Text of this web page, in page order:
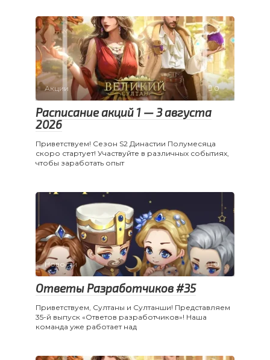
Акции 0
Расписание акций 1 — 3 августа
2026
Приветствуем! Сезон S2 Династии Полумесяца
скоро стартует! Участвуйте в различных событиях,
чтобы заработать опыт
Новости 0
Ответы Разработчиков #35
Приветствуем, Султаны и Султанши! Представляем
35-й выпуск «Ответов разработчиков»! Наша
команда уже работает над